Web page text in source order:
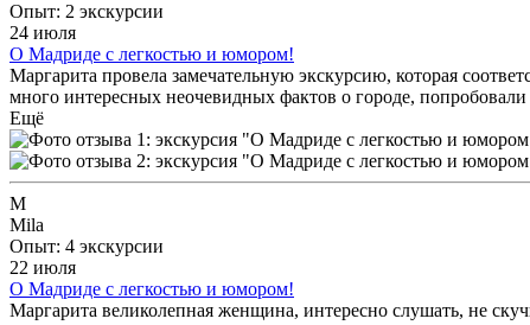
Опыт: 2 экскурсии
24 июля
О Мадриде с легкостью и юмором!
Маргарита провела замечательную экскурсию, которая
много интересных неочевидных фактов о городе,
Ещё
M
Mila
Опыт: 4 экскурсии
22 июля
О Мадриде с легкостью и юмором!
Маргарита великолепная женщина, интересно слушать, не